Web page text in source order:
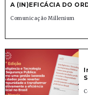
A (IN)EFICÁCIA DO
Comunicação Millenium